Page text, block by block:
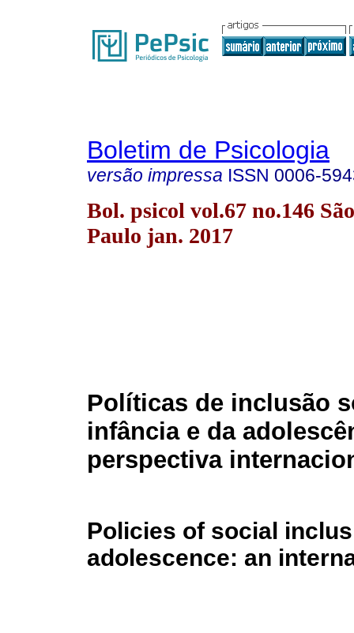
Boletim de Psicologia
versão impressa ISSN 0006-
Bol. psicol vol.67 no.146 São
Paulo jan. 2017
Políticas de inclusão
infância e da
perspectiva
Policies of social
adolescence: an